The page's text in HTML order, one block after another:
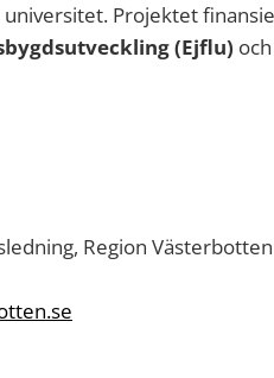
Projektet
(Ejflu)
Region Västerbotten